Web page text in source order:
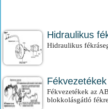
Hidraulikus
Hidraulikus
Fékvezetékek
Fékvezetékek az
blokkolásgátló